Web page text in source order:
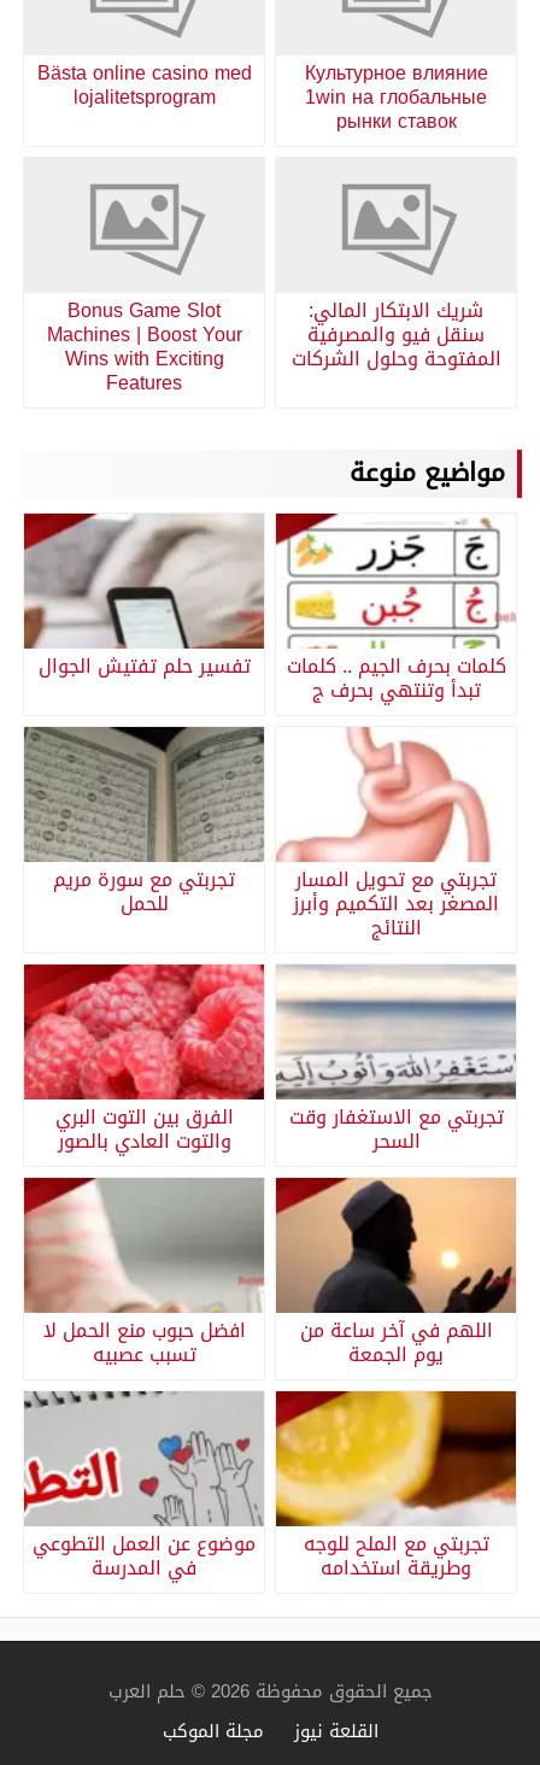
Культурное влияние
1win на глобальные
рынки ставок
Bästa online casino med
lojalitetsprogram
شريك الابتكار المالي:
سنقل فيو والمصرفية
المفتوحة وحلول الشركات
Bonus Game Slot
Machines | Boost Your
Wins with Exciting
Features
مواضيع منوعة
كلمات بحرف الجيم .. كلمات
تبدأ وتنتهي بحرف ج
تفسير حلم تفتيش الجوال
تجربتي مع تحويل المسار
المصغر بعد التكميم وأبرز
النتائج
تجربتي مع سورة مريم
للحمل
تجربتي مع الاستغفار وقت
السحر
الفرق بين التوت البري
والتوت العادي بالصور
اللهم في آخر ساعة من
يوم الجمعة
افضل حبوب منع الحمل لا
تسبب عصبيه
تجربتي مع الملح للوجه
وطريقة استخدامه
موضوع عن العمل التطوعي
في المدرسة
جميع الحقوق محفوظة 2026 © حلم العرب
القلعة نيوز
مجلة الموكب